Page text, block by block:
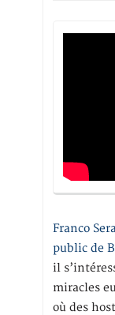
Franco
public de
il
miracles
où des